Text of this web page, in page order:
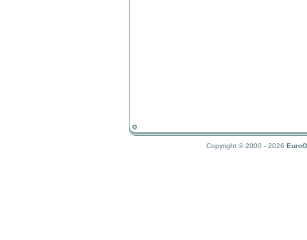
Copyright © 2000 - 2026